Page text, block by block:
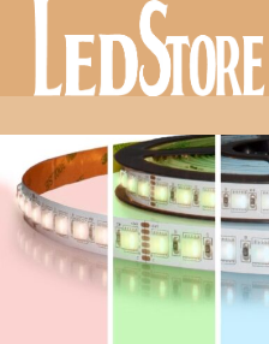
Doorgaan
inhoud